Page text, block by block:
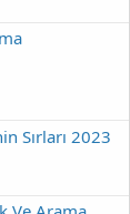
Sırları 2023